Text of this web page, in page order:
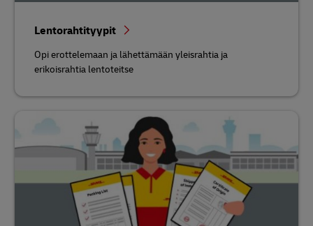
Lentorahtityypit
Opi erottelemaan ja lähettämään yleisrahtia ja
erikoisrahtia lentoteitse